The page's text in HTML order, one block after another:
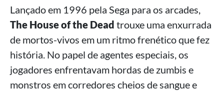
Lançado em 1996 pela Sega para os arcades,
The House of the Dead trouxe uma enxurrada
de mortos-vivos em um ritmo frenético que fez
história. No papel de agentes especiais, os
jogadores enfrentavam hordas de zumbis e
monstros em corredores cheios de sangue e